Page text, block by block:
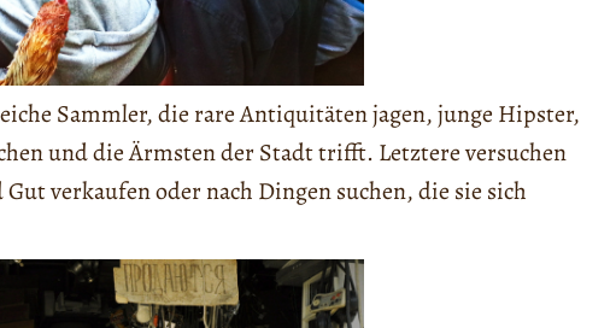
Sammler, die rare Antiquitäten jagen, junge Hipster,
und die Ärmsten der Stadt trifft. Letztere versuchen
verkaufen oder nach Dingen suchen, die sie sich